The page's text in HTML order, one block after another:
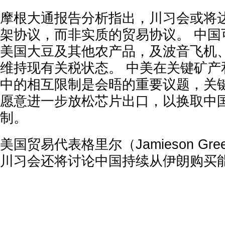
摩根大通报告分析指出，川习会或将
架协议，而非实质的贸易协议。 中
美国大豆及其他农产品，及波音飞机
维持现有关税状态。 中美在关键矿
中的相互限制是会晤的重要议题，关
愿意进一步放松芯片出口，以换取中
制。
美国贸易代表格里尔（Jamieson
川习会还将讨论中国持续从伊朗购买